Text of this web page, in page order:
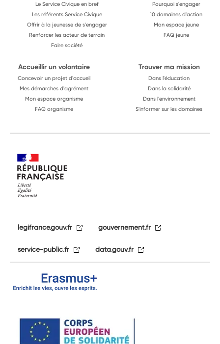
Le Service Civique en bref
Les référents Service Civique
Offrir à la jeunesse de s'engager
Renforcer les acteur de terrain
Faire société
Pourquoi s'engager
10 domaines d'action
Mon espace jeune
FAQ jeune
Accueillir un volontaire
Concevoir un projet d'accueil
Mes démarches d'agrément
Mon espace organisme
FAQ organisme
Trouver ma mission
Dans l'éducation
Dans la solidarité
Dans l'environnement
S'informer sur les domaines
legifrance.gouv.fr gouvernement.fr
service-public.fr data.gouv.fr